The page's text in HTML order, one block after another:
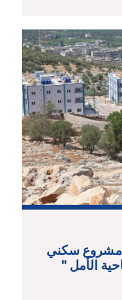
مشروع سكني
الأمل "